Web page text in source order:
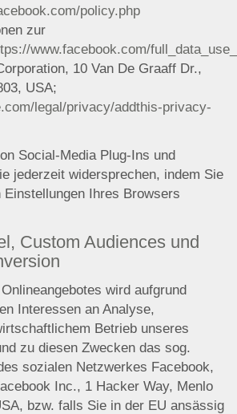
policy.php
zur
www.facebook.com/
10 Van De Graaff Dr.,
USA;
legal/privacy/addthis-privacy-
Social-Media Plug-Ins und
jederzeit widersprechen, indem Sie
Ihres Browsers
Custom Audiences und
wird aufgrund
Interessen an Analyse,
Betrieb unseres
zu diesen Zwecken das sog.
sozialen Netzwerkes Facebook,
Inc., 1 Hacker Way, Menlo
bzw. falls Sie in der EU ansässig